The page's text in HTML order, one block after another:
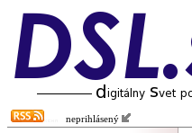
neprihlásený